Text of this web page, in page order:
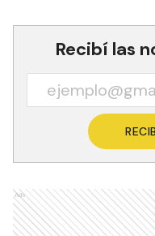
Recibí las
Ads